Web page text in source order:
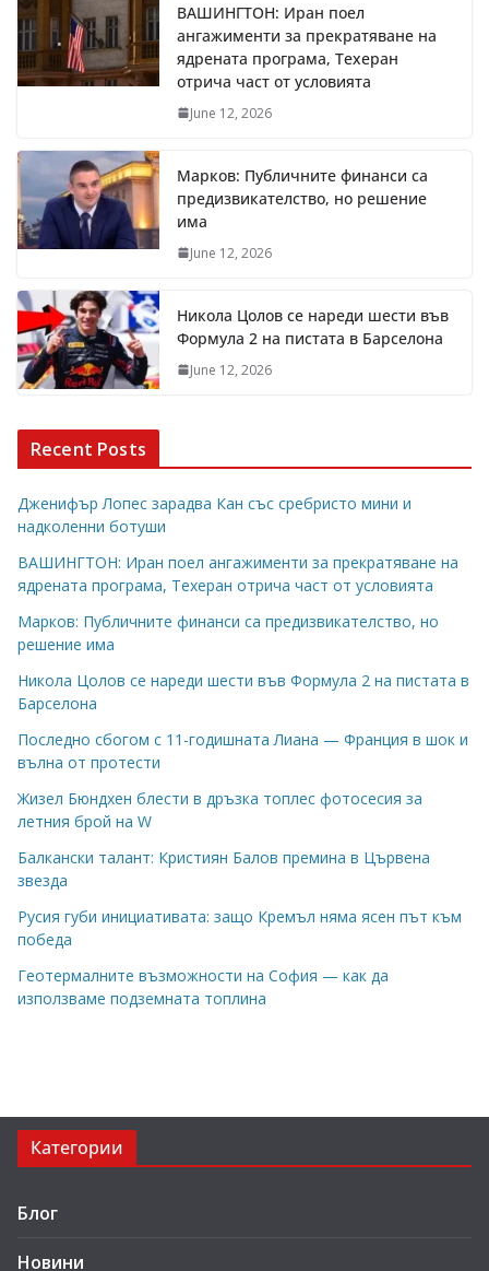
ВАШИНГТОН: Иран поел
ангажименти за прекратяване на
ядрената програма, Техеран
отрича част от условията
June 12, 2026
Марков: Публичните финанси са
предизвикателство, но решение
има
June 12, 2026
Никола Цолов се нареди шести във
Формула 2 на пистата в Барселона
June 12, 2026
Recent Posts
Дженифър Лопес зарадва Кан със сребристо мини и
надколенни ботуши
ВАШИНГТОН: Иран поел ангажименти за прекратяване на
ядрената програма, Техеран отрича част от условията
Марков: Публичните финанси са предизвикателство, но
решение има
Никола Цолов се нареди шести във Формула 2 на пистата в
Барселона
Последно сбогом с 11-годишната Лиана — Франция в шок и
вълна от протести
Жизел Бюндхен блести в дръзка топлес фотосесия за
летния брой на W
Балкански талант: Кристиян Балов премина в Цървена
звезда
Русия губи инициативата: защо Кремъл няма ясен път към
победа
Геотермалните възможности на София — как да
използваме подземната топлина
Категории
Блог
Новини